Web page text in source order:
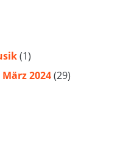
(1)
2024(29)